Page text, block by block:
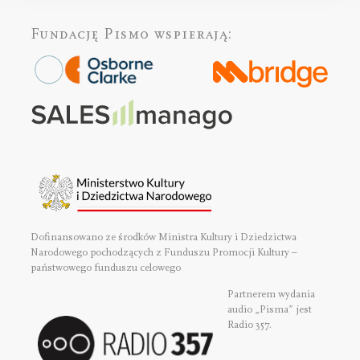
Fundację Pismo wspierają:
Dofinansowano ze środków Ministra Kultury i Dziedzictwa
Narodowego pochodzących z Funduszu Promocji Kultury –
państwowego funduszu celowego
Partnerem wydania
audio „Pisma” jest
Radio 357.